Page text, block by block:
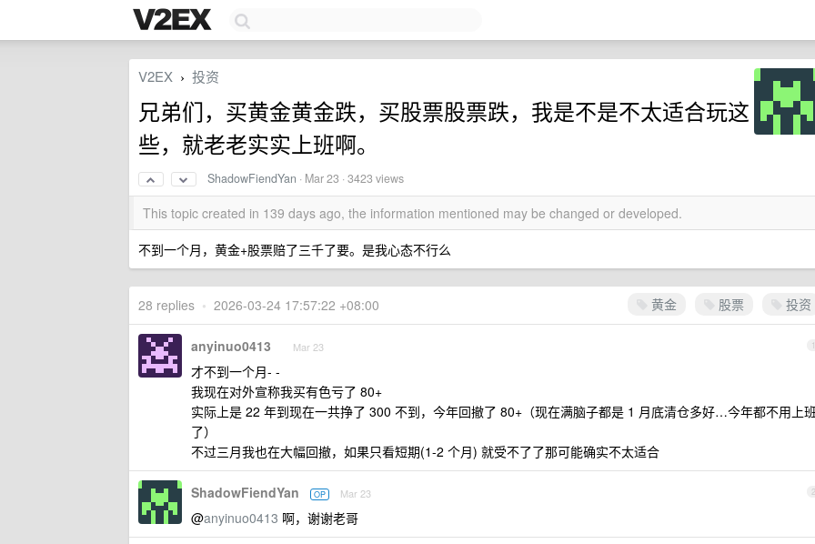
V2EX › 投资
兄弟们，买黄金黄金跌，买股票股票跌，我是不是不太适合玩这
些，就老老实实上班啊。
ShadowFiendYan · Mar 23 · 3423 views
This topic created in 139 days ago, the information mentioned may be changed or developed.
不到一个月，黄金+股票赔了三千了要。是我心态不行么
黄金 股票 投资
28 replies • 2026-03-24 17:57:22 +08:00
1
anyinuo0413 Mar 23
才不到一个月- -
我现在对外宣称我买有色亏了 80+
实际上是 22 年到现在一共挣了 300 不到，今年回撤了 80+（现在满脑子都是 1 月底清仓多好…今年都不用上
了）
不过三月我也在大幅回撤，如果只看短期(1-2 个月) 就受不了了那可能确实不太适合
2
ShadowFiendYan OP Mar 23
@anyinuo0413 啊，谢谢老哥